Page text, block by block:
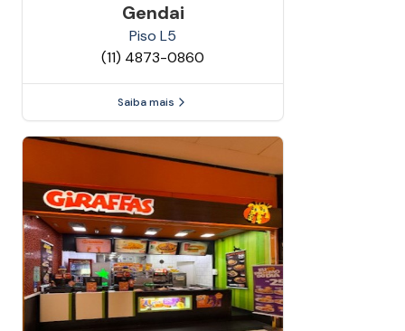
Gendai
Piso L5
(11) 4873-0860
Saiba mais